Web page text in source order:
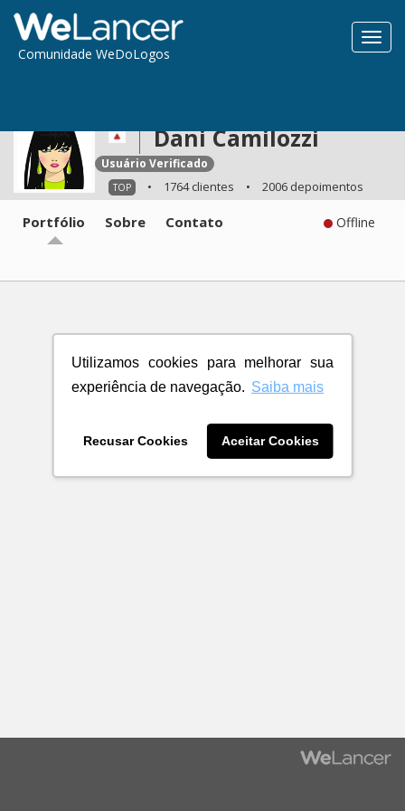
Utilizamos cookies para melhorar sua
experiência de navegação. Saiba mais
Recusar Cookies Aceitar Cookies
Comunidade WeDoLogos
Dani Camilozzi
Usuário Verificado
TOP • 1764 clientes • 2006 depoimentos
Portfólio Sobre Contato Offline